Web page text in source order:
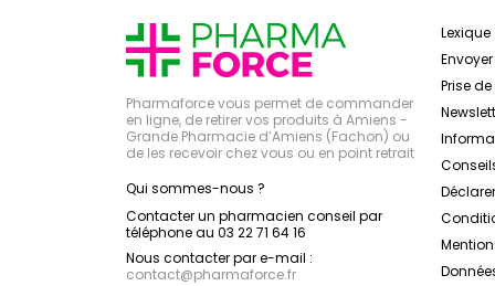
Pharmaforce vous permet de commander
en ligne, de retirer vos produits à Amiens -
Grande Pharmacie d’Amiens (Fachon) ou
de les recevoir chez vous ou en point retrait
Qui sommes-nous ?
Contacter un pharmacien conseil par
téléphone au 03 22 71 64 16
Nous contacter par e-mail :
contact@pharmaforce.fr
Lexique
Prise